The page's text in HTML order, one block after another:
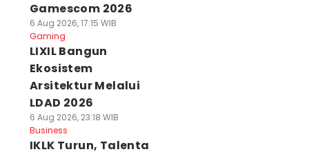
Gamescom 2026
6 Aug 2026, 17:15 WIB
Gaming
LIXIL Bangun
Ekosistem
Arsitektur Melalui
LDAD 2026
6 Aug 2026, 23:18 WIB
Business
IKLK Turun, Talenta